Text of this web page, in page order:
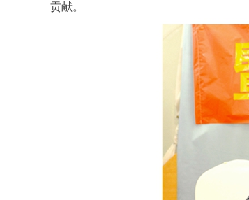
贡献。